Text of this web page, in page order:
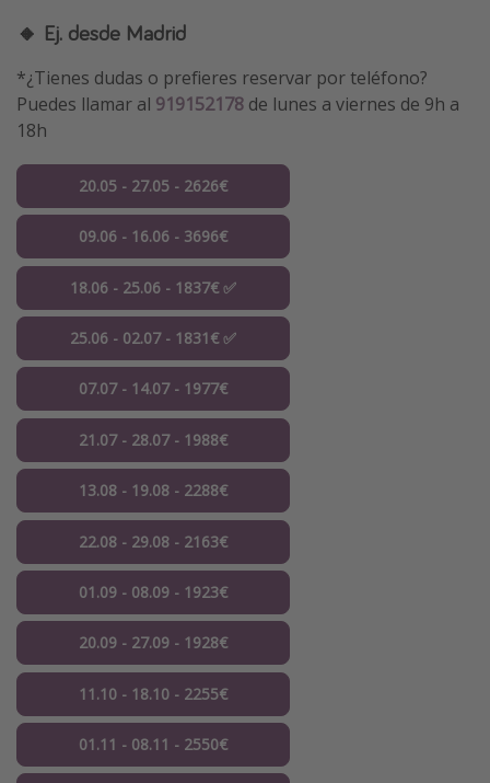
🔸 Ej. desde Madrid
*¿Tienes dudas o prefieres reservar por teléfono?
Puedes llamar al 919152178 de lunes a viernes de 9h a
18h
20.05 - 27.05 - 2626€
09.06 - 16.06 - 3696€
18.06 - 25.06 - 1837€ ✅
25.06 - 02.07 - 1831€ ✅
07.07 - 14.07 - 1977€
21.07 - 28.07 - 1988€
13.08 - 19.08 - 2288€
22.08 - 29.08 - 2163€
01.09 - 08.09 - 1923€
20.09 - 27.09 - 1928€
11.10 - 18.10 - 2255€
01.11 - 08.11 - 2550€